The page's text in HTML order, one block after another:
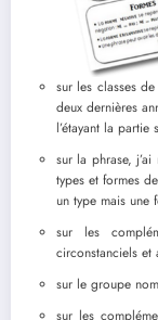
sur les classes
deux dernières
l’étayant la
sur la phrase,
types et formes
un type mais une
sur les
circonstanciels et
sur le groupe
sur les